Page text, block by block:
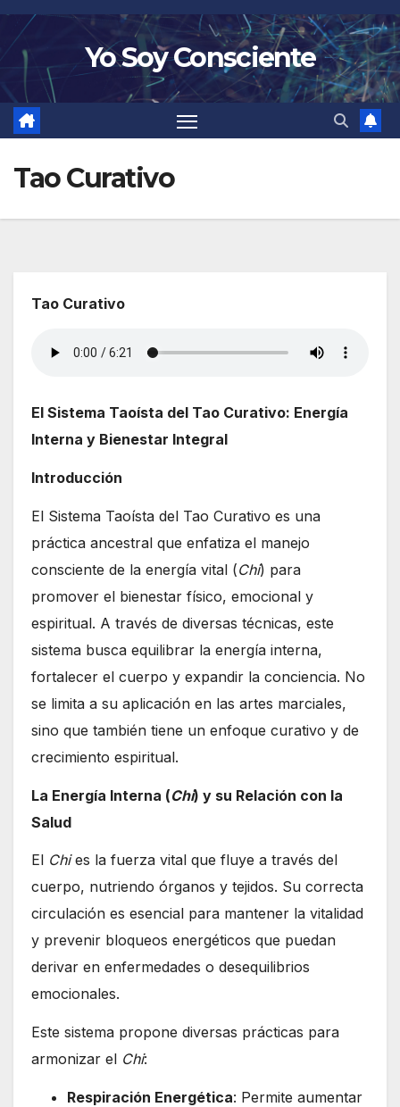
Saltar
contenido
Yo Soy Consciente
Tao Curativo
Tao Curativo
El Sistema Taoísta del Tao Curativo: Energía
Interna y Bienestar Integral
Introducción
El Sistema Taoísta del Tao Curativo es una
práctica ancestral que enfatiza el manejo
consciente de la energía vital (Chi) para
promover el bienestar físico, emocional y
espiritual. A través de diversas técnicas, este
sistema busca equilibrar la energía interna,
fortalecer el cuerpo y expandir la conciencia. No
se limita a su aplicación en las artes marciales,
sino que también tiene un enfoque curativo y de
crecimiento espiritual.
La Energía Interna (Chi) y su Relación con la
Salud
El Chies la fuerza vital que fluye a través del
cuerpo, nutriendo órganos y tejidos. Su correcta
circulación es esencial para mantener la vitalidad
y prevenir bloqueos energéticos que puedan
derivar en enfermedades o desequilibrios
emocionales.
Este sistema propone diversas prácticas para
armonizar el Chi:
Respiración Energética: Permite aumentar